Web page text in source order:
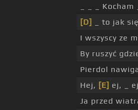
_ _ _ Kocham
[D]
_ to jak
I wszyscy ze
By ruszyć
Pierdol
Hej, [E] ej, _
Ja przed